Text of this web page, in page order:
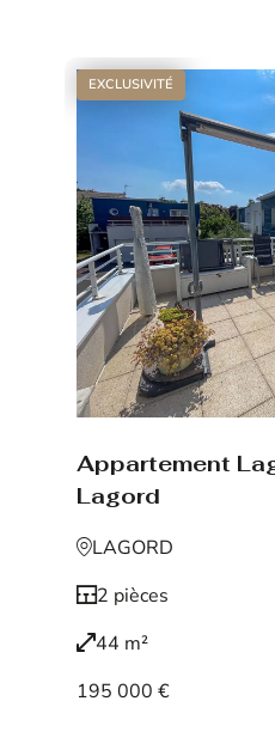
EXCLUSIVITÉ
Appartement
Lagord
LAGORD
2 pièces
44 m²
195 000 €